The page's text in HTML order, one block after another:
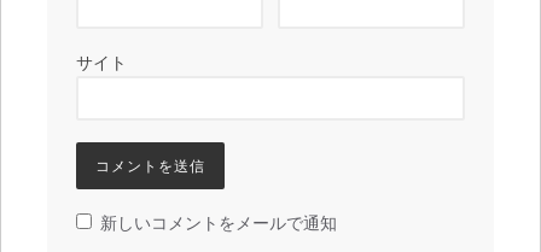
サイト
新しいコメントをメールで通知